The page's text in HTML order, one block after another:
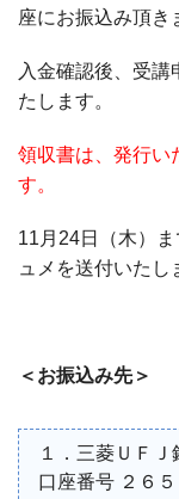
座にお振込み頂き
入金確認後、受
たします。
領収書は、発行い
す。
11月24日（木）
ュメを送付いたし
＜お振込み先＞
１．三菱ＵＦ
口座番号 ２６５